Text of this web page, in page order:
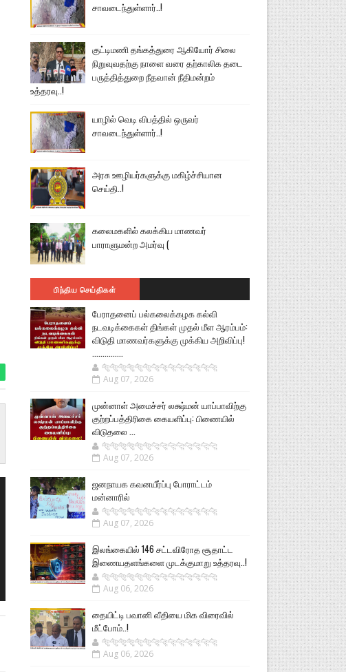
சாவடைந்துள்ளார்..!
குட்டிமணி தங்கத்துரை ஆகியோர் சிலை
நிறுவுவதற்கு நாளை வரை தற்காலிக தடை
பருத்தித்துறை நீதவான் நீதிமன்றம்
உத்தரவு..!
யாழில் வெடி விபத்தில் ஒருவர்
சாவடைந்துள்ளார்..!
அரசு ஊழியர்களுக்கு மகிழ்ச்சியான
செய்தி..!
கலைமகளில் கலக்கிய மாணவர்
பாராளுமன்ற அமர்வு (
பிந்திய செய்திகள்
பேராதனைப் பல்கலைக்கழக கல்வி
நடவடிக்கைகள் திங்கள் முதல் மீள ஆரம்பம்:
விடுதி மாணவர்களுக்கு முக்கிய அறிவிப்பு!
...............
🐅🐅🐅🐅🐅🐅🐆🐆🐆🐆🐆🐆🐆🐆
Aug 07, 2026
முன்னாள் அமைச்சர் லக்ஷ்மன் யாப்பாவிற்கு
குற்றப்பத்திரிகை கையளிப்பு: பிணையில்
விடுதலை ...
🐅🐅🐅🐅🐅🐅🐆🐆🐆🐆🐆🐆🐆🐆
Aug 07, 2026
ஜனநாயக கவனயீர்ப்பு போராட்டம்
மன்னாரில்
🐅🐅🐅🐅🐅🐅🐆🐆🐆🐆🐆🐆🐆🐆
Aug 07, 2026
இலங்கையில் 146 சட்டவிரோத சூதாட்ட
இணையதளங்களை முடக்குமாறு உத்தரவு..!
🐅🐅🐅🐅🐅🐅🐆🐆🐆🐆🐆🐆🐆🐆
Aug 06, 2026
தையிட்டி பவானி வீதியை மிக விரைவில்
மீட்போம்..!
🐅🐅🐅🐅🐅🐅🐆🐆🐆🐆🐆🐆🐆🐆
Aug 06, 2026